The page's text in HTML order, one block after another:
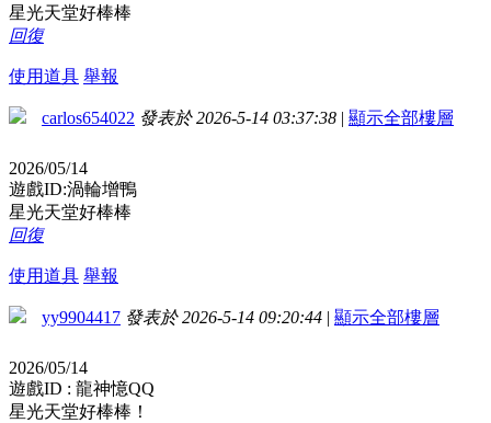
星光天堂好棒棒
回復
使用道具 舉報
carlos654022 發表於 2026-5-14 03:37:38 | 顯示全部樓層
2026/05/14
遊戲ID:渦輪增鴨
星光天堂好棒棒
回復
使用道具 舉報
yy9904417 發表於 2026-5-14 09:20:44 | 顯示全部樓層
2026/05/14
遊戲ID : 龍神憶QQ
星光天堂好棒棒！